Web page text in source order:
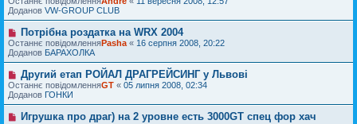
я
л
е
н
н
я
в
і
д
м
л
е
н
я
в
е
п
о
в
і
д
о
м
л
е
н
Доданов VW-GROUP CLUB
Н
о
в
е
о
в
і
д
Потрібна роздатка на WRX 2004
Останнє повідомленняPasha « 16 серпня 2008, 20:22
Доданов БАРАХОЛКА
Н
о
в
е
п
о
Другий етап РОЙАЛ ДРАГРЕЙСИНГ у Львові
Останнє повідомленняGT « 05 липня 2008, 02:34
Доданов ГОНКИ
Н
Игрушка про драг) на 2 уровне есть 3000GT спец фор хач